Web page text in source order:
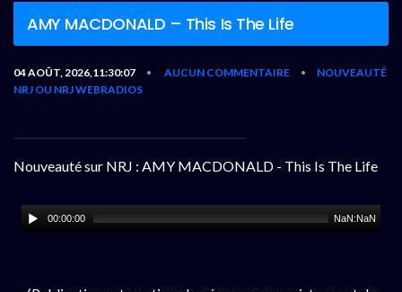
AMY MACDONALD – This Is The Life
04 AOÛT, 2026,11:30:07 • AUCUN COMMENTAIRE •
NOUVEAUTÉ
NRJ OU NRJ WEBRADIOS
Nouveauté sur NRJ : AMY MACDONALD - This Is The Life
00:00:00 NaN:NaN